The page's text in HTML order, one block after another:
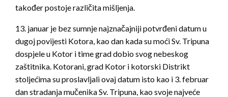
također postoje različita mišljenja.
13. januar je bez sumnje najznačajniji potvrđeni datum u
dugoj povijesti Kotora, kao dan kada su moći Sv. Tripuna
dospjele u Kotor i time grad dobio svog nebeskog
zaštitnika. Kotorani, grad Kotor i kotorski Distrikt
stoljećima su proslavljali ovaj datum isto kao i 3. februar
dan stradanja mučenika Sv. Tripuna, kao svoje najveće